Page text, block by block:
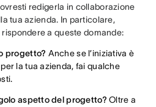
redigerla in collaborazione
tua azienda. In particolare,
a queste domande:
progetto? Anche se l’iniziativa è
la tua azienda, fai qualche
aspetto del progetto? Oltre a